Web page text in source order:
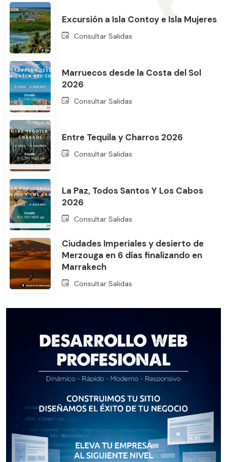
Excursión a Isla Contoy e Isla Mujeres
Consultar Salidas
Marruecos desde la Costa del Sol
2026
Consultar Salidas
Entre Tequila y Charros 2026
Consultar Salidas
La Paz, Todos Santos Y Los Cabos
2026
Consultar Salidas
Ciudades Imperiales y desierto de
Merzouga en 6 días finalizando en
Marrakech
Consultar Salidas